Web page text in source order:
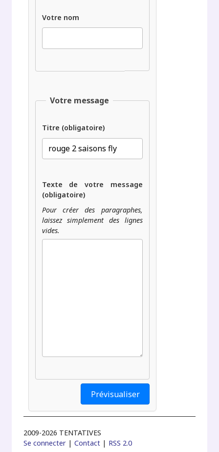
Votre nom
Votre message
Titre (obligatoire)
Texte de votre message
(obligatoire)
Pour créer des paragraphes,
laissez simplement des lignes
vides.
2009-2026 TENTATIVES
Se connecter |Contact | RSS 2.0